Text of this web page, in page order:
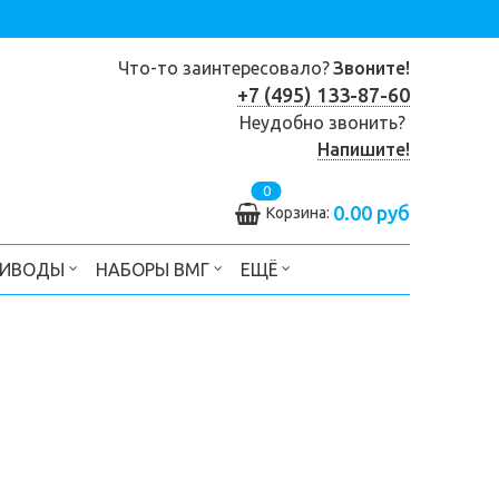
Что-то заинтересовало?Звоните!
+7 (495) 133-87-60
Неудобно звонить?
Напишите!
0
Корзина: 0.00 руб
НАБОРЫ ВМГ ЕЩЁ